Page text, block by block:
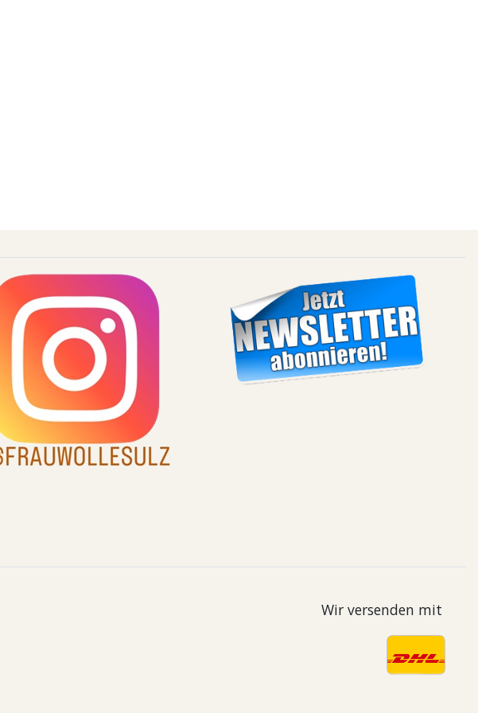
Wir versenden mit